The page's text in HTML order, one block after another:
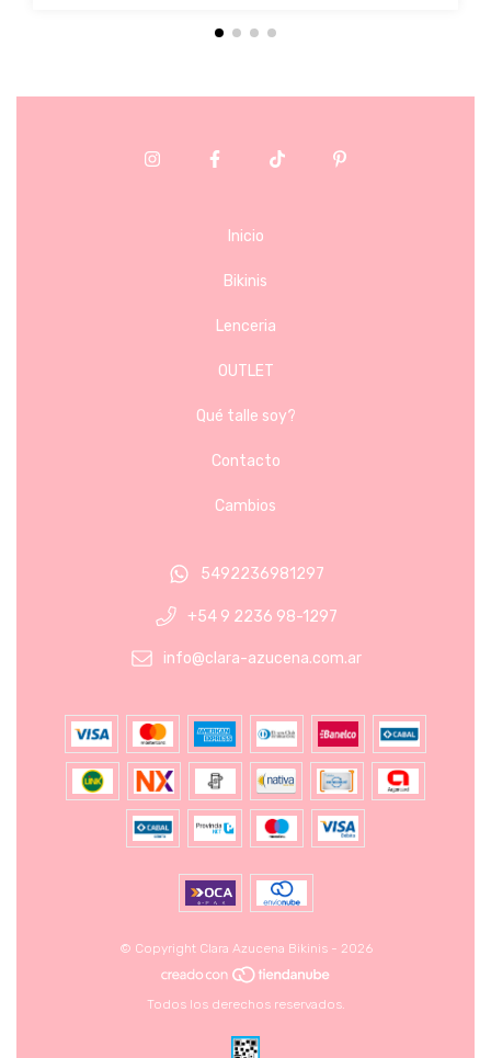
Inicio
Bikinis
Lenceria
OUTLET
Qué talle soy?
Contacto
Cambios
5492236981297
+54 9 2236 98-1297
info@clara-azucena.com.ar
© Copyright Clara Azucena Bikinis - 2026
Todos los derechos reservados.